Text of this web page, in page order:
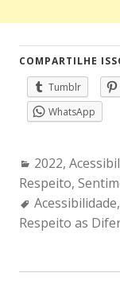
COMPARTILHE
Tumblr
WhatsApp
Categories:
2022,
Respeito,
Tags:
Acessibilidade,
Respeito as